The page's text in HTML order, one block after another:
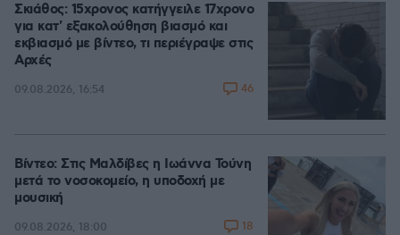
Σκιάθος: 15χρονος κατήγγειλε 17χρονο
για κατ' εξακολούθηση βιασμό και
εκβιασμό με βίντεο, τι περιέγραψε στις
Αρχές
09.08.2026, 16:54 46
Βίντεο: Στις Μαλδίβες η Ιωάννα Τούνη
μετά το νοσοκομείο, η υποδοχή με
μουσική
09.08.2026, 18:00 18